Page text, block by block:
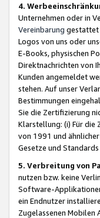
4.
Unternehmen oder in
Vereinbarung gestattet
Logos von uns oder
E-Books, physischen
Direktnachrichten von
Kunden angemeldet
stehen. Auf unser
Bestimmungen
Sie die Zertifizierung
Klarstellung: (i) Für die
von 1991 und
Gesetze und
5. Verbreitung von
nutzen bzw. keine
Software-
ein Endnutzer
Zugelassenen Mobilen